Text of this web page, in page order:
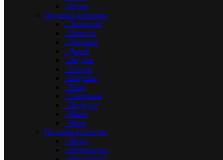
- Мужу
Подарки женщине
- Любимой
- Невесте
- Девушке
- Дочке
- Внучке
- Сестре
- Бабушке
- Теще
- Свекрови
- Подруге
- Маме
- Жене
Подарки коллегам
- Шефу
- Начальнику